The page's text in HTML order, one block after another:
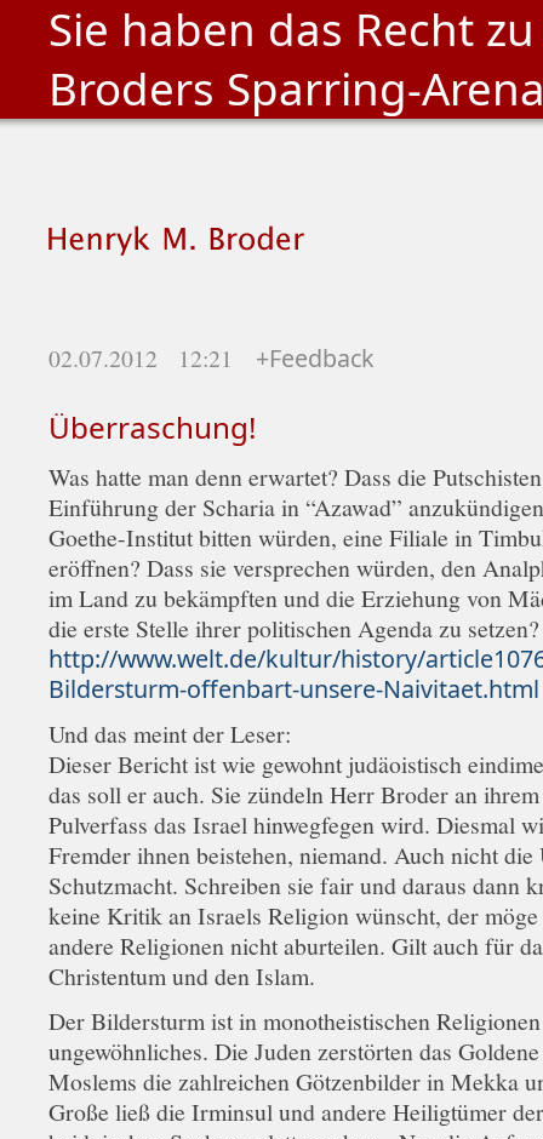
Sie haben das Recht
Broders Sparring-
02.07.2012 12:21 +Feedback
Überraschung!
Was hatte man denn erwartet? Dass die
Einführung der Scharia in “Azawad”
Goethe-Institut bitten würden, eine Filiale in
eröffnen? Dass sie versprechen würden, den
im Land zu bekämpften und die Erziehung von
die erste Stelle ihrer politischen Agenda zu setzen?
http://www.welt.de/kultur/history/
Bildersturm-offenbart-unsere-Naivitaet.html
Und das meint der Leser:
Dieser Bericht ist wie gewohnt judäoistisch
das soll er auch. Sie zündeln Herr Broder an
Pulverfass das Israel hinwegfegen wird. Diesmal
Fremder ihnen beistehen, niemand. Auch nicht
Schutzmacht. Schreiben sie fair und daraus dann
keine Kritik an Israels Religion wünscht, der möge
andere Religionen nicht aburteilen. Gilt auch für
Christentum und den Islam.
Der Bildersturm ist in monotheistischen
ungewöhnliches. Die Juden zerstörten das
Moslems die zahlreichen Götzenbilder in Mekka
Große ließ die Irminsul und andere Heiligtümer der